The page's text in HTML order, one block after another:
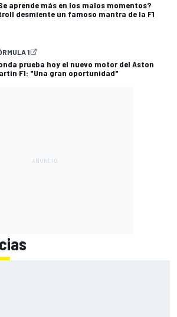
aprende más en los malos momentos?
desmiente un famoso mantra de la F1
1
prueba hoy el nuevo motor del Aston
F1: "Una gran oportunidad"